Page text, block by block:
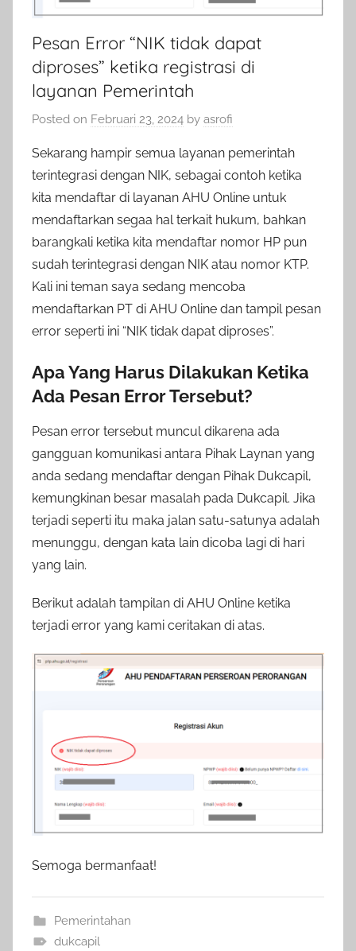
Pesan Error “NIK tidak dapat
diproses” ketika registrasi di
layanan Pemerintah
Posted on Februari 23, 2024 by asrofi
Sekarang hampir semua layanan pemerintah
terintegrasi dengan NIK, sebagai contoh ketika
kita mendaftar di layanan AHU Online untuk
mendaftarkan segaa hal terkait hukum, bahkan
barangkali ketika kita mendaftar nomor HP pun
sudah terintegrasi dengan NIK atau nomor KTP.
Kali ini teman saya sedang mencoba
mendaftarkan PT di AHU Online dan tampil pesan
error seperti ini “NIK tidak dapat diproses”.
Apa Yang Harus Dilakukan Ketika
Ada Pesan Error Tersebut?
Pesan error tersebut muncul dikarena ada
gangguan komunikasi antara Pihak Laynan yang
anda sedang mendaftar dengan Pihak Dukcapil,
kemungkinan besar masalah pada Dukcapil. Jika
terjadi seperti itu maka jalan satu-satunya adalah
menunggu, dengan kata lain dicoba lagi di hari
yang lain.
Berikut adalah tampilan di AHU Online ketika
terjadi error yang kami ceritakan di atas.
Semoga bermanfaat!
Pemerintahan
dukcapil